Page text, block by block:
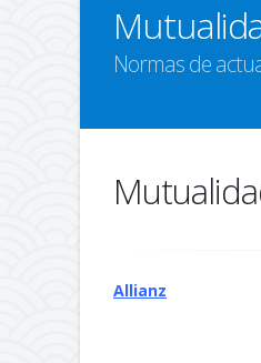
Normas de
Allianz